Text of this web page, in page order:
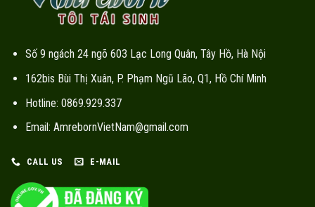
Số 9 ngách 24 ngõ 603 Lạc Long Quân, Tây Hồ, Hà Nội
162bis Bùi Thị Xuân, P. Phạm Ngũ Lão, Q1, Hồ Chí Minh
Hotline: 0869.929.337
Email: AmrebornVietNam@gmail.com
CALL US E-MAIL